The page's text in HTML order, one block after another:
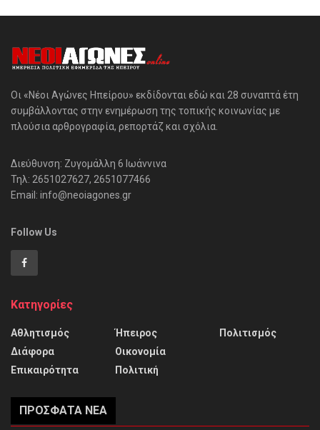
Οι «Νέοι Αγώνες Ηπείρου» εκδίδονται εδώ και 28 συναπτά έτη
συμβάλλοντας στην ενημέρωση της τοπικής κοινωνίας με
πλούσια αρθρογραφία, ρεπορτάζ και σχόλια.
Διεύθυνση: Ζυγομάλλη 6 Ιωάννινα
Τηλ: 2651027627, 2651077466
Email: info@neoiagones.gr
Follow Us
Κατηγορίες
Αθλητισμός
Διάφορα
Επικαιρότητα
Ήπειρος
Οικονομία
Πολιτική
Πολιτισμός
ΠΡΌΣΦΑΤΑ ΝΈΑ